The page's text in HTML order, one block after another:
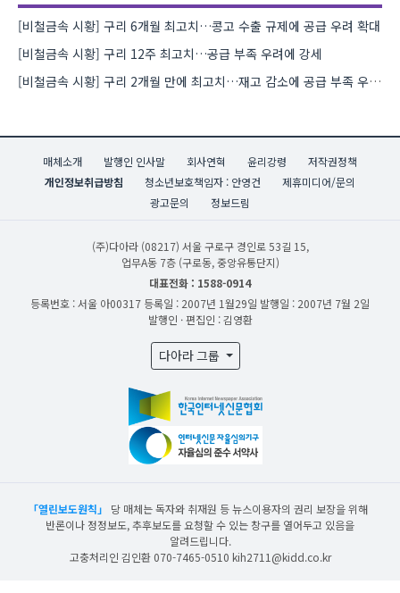
[비철금속 시황] 구리 6개월 최고치…콩고 수출 규제에 공급 우려 확대
[비철금속 시황] 구리 12주 최고치…공급 부족 우려에 강세
[비철금속 시황] 구리 2개월 만에 최고치…재고 감소에 공급 부족 우려 확대
매체소개 발행인 인사말 회사연혁 윤리강령
저작권정책
개인정보취급방침
청소년보호책임자 : 안영건
제휴미디어/문의
광고문의
정보드림
(주)다아라 (08217) 서울 구로구 경인로 53길 15,
업무A동 7층 (구로동, 중앙유통단지)
대표전화 : 1588-0914
등록번호 : 서울 아00317 등록일 : 2007년 1월29일 발행일 : 2007년 7월 2일
발행인 · 편집인 : 김영환
다아라 그룹
「열린보도원칙」
당 매체는 독자와 취재원 등 뉴스이용자의 권리 보장을 위해
반론이나 정정보도, 추후보도를 요청할 수 있는 창구를 열어두고 있음을
알려드립니다.
고충처리인 김인환 070-7465-0510 kih2711@kidd.co.kr